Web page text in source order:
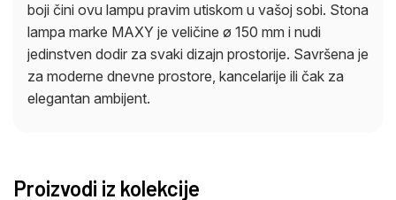
boji čini ovu lampu pravim utiskom u vašoj sobi. Stona
lampa marke MAXY je veličine ø 150 mm i nudi
jedinstven dodir za svaki dizajn prostorije. Savršena je
za moderne dnevne prostore, kancelarije ili čak za
elegantan ambijent.
Proizvodi iz kolekcije